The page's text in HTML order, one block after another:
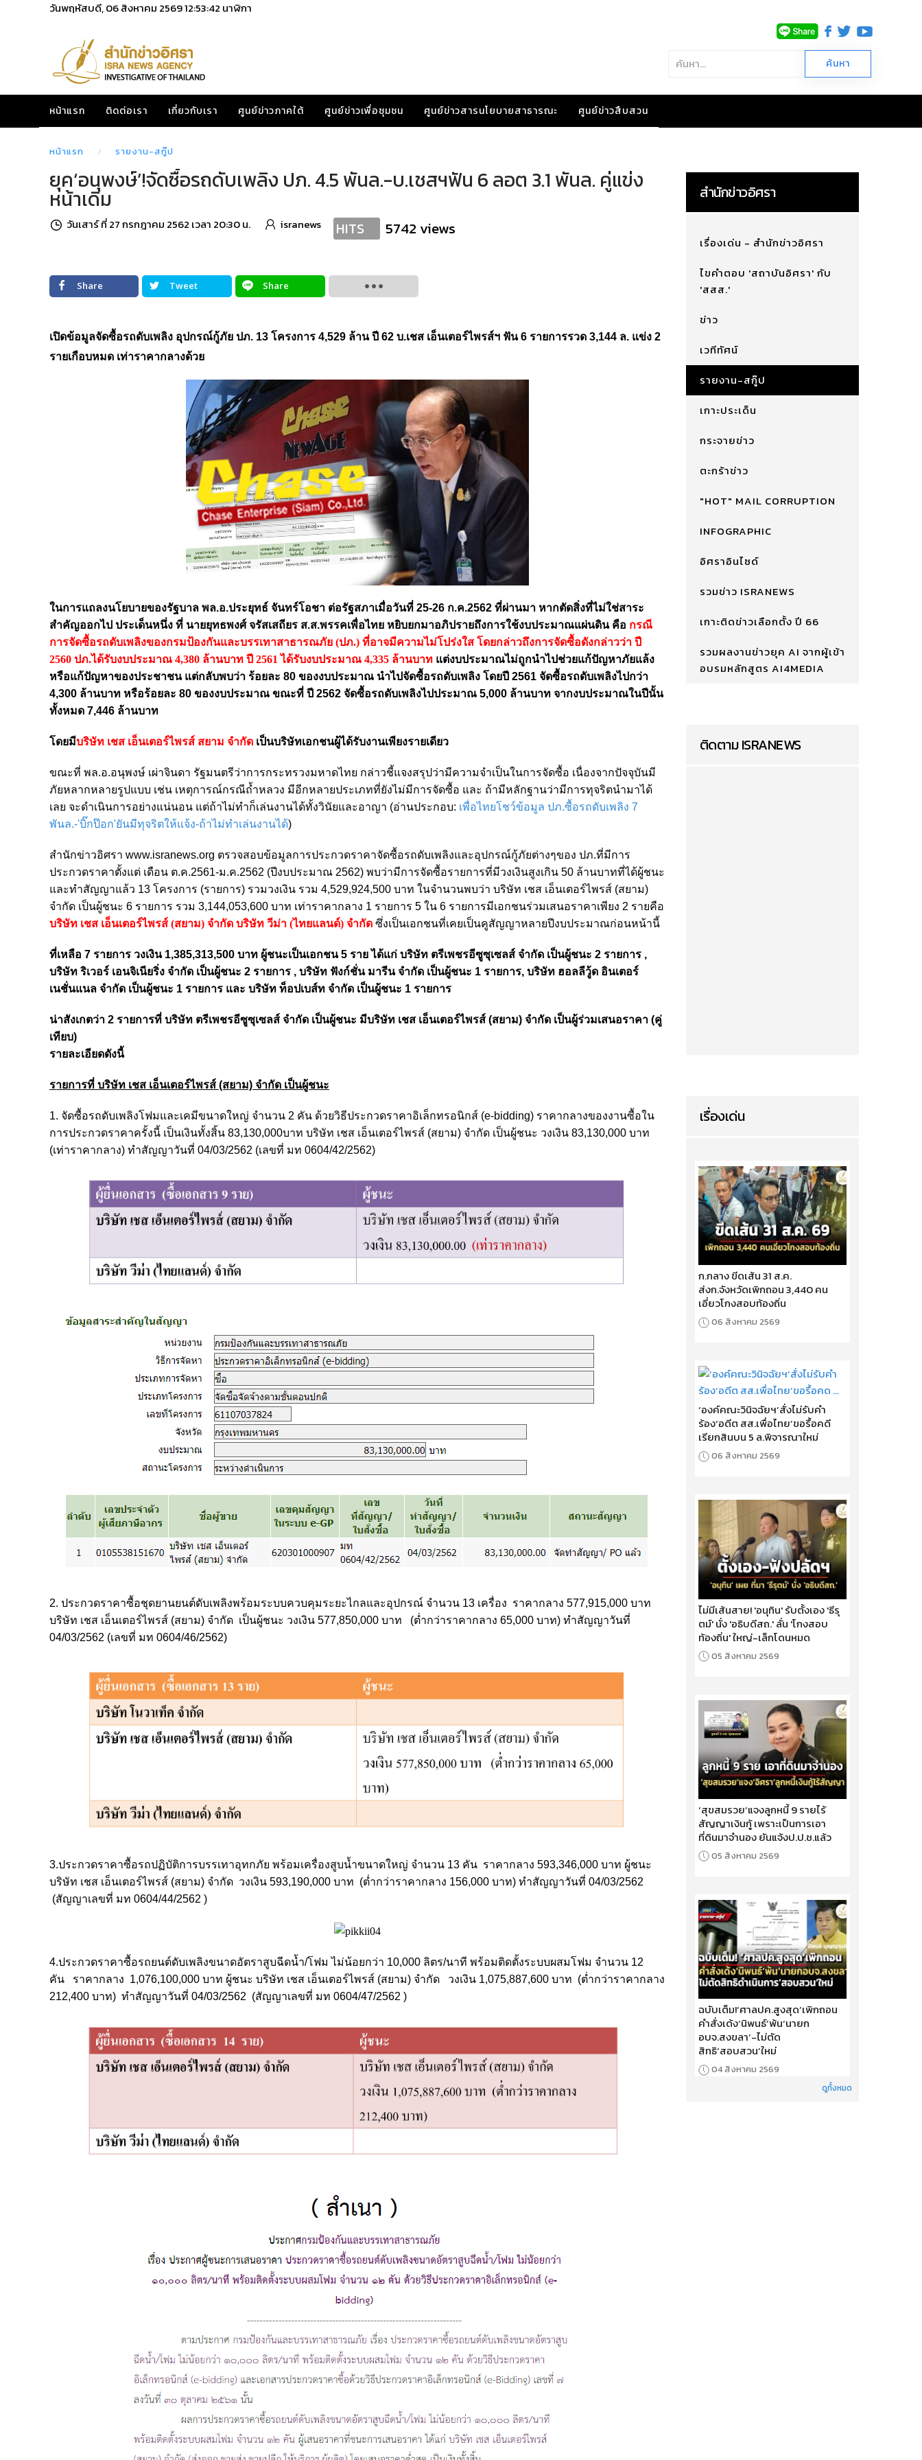
วันพฤหัสบดี, 06 สิงหาคม 256912:53:44 นาฬิกา
หน้าแรก ติดต่อเรา เกี่ยวกับเรา ศูนย์ข่าวภาคใต้ ศูนย์ข่าวเพื่อชุมชน ศูนย์ข่าวสารนโยบายสาธารณะ ศูนย์ข่าวสืบสวน
หน้าแรก รายงาน-สกู๊ป
ยุค‘อนุพงษ์’!จัดซื้อรถดับเพลิง ปภ. 4.5 พันล.-บ.เชสฯฟัน 6 ลอต 3.1 พันล. คู่แข่ง
หน้าเดิม
วันเสาร์ ที่ 27 กรกฎาคม 2562 เวลา 20:30 น. isranews HITS 5742 views
Share Tweet Share
เปิดข้อมูลจัดซื้อรถดับเพลิง อุปกรณ์กู้ภัย ปภ. 13 โครงการ 4,529 ล้าน ปี 62 บ.เชส เอ็นเตอร์ไพรส์ฯ ฟัน 6 รายการรวด 3,144 ล. แข่ง 2
รายเกือบหมด เท่าราคากลางด้วย
ในการแถลงนโยบายของรัฐบาล พล.อ.ประยุทธ์ จันทร์โอชา ต่อรัฐสภาเมื่อวันที่ 25-26 ก.ค.2562 ที่ผ่านมา หากตัดสิ่งที่ไม่ใช่สาระ
สำคัญออกไป ประเด็นหนึ่ง ที่ นายยุทธพงศ์ จรัสเสถียร ส.ส.พรรคเพื่อไทย หยิบยกมาอภิปรายถึงการใช้งบประมาณแผ่นดิน คือ กรณี
การจัดซื้อรถดับเพลิงของกรมป้องกันและบรรเทาสาธารณภัย (ปภ.) ที่อาจมีความไม่โปร่งใส โดยกล่าวถึงการจัดซื้อดังกล่าวว่า ปี
2560 ปภ.ได้รับงบประมาณ 4,380 ล้านบาท ปี 2561 ได้รับงบประมาณ 4,335 ล้านบาท แต่งบประมาณไม่ถูกนำไปช่วยแก้ปัญหาภัยแล้ง
หรือแก้ปัญหาของประชาชน แต่กลับพบว่า ร้อยละ 80 ของงบประมาณ นำไปจัดซื้อรถดับเพลิง โดยปี 2561 จัดซื้อรถดับเพลิงไปกว่า
4,300 ล้านบาท หรือร้อยละ 80 ของงบประมาณ ขณะที่ ปี 2562 จัดซื้อรถดับเพลิงไปประมาณ 5,000 ล้านบาท จากงบประมาณในปีนั้น
ทั้งหมด 7,446 ล้านบาท
โดยมีบริษัท เชส เอ็นเตอร์ไพรส์ สยาม จำกัด เป็นบริษัทเอกชนผู้ได้รับงานเพียงรายเดียว
ขณะที่ พล.อ.อนุพงษ์ เผ่าจินดา รัฐมนตรีว่าการกระทรวงมหาดไทย กล่าวชี้แจงสรุปว่ามีความจำเป็นในการจัดซื้อ เนื่องจากปัจจุบันมี
ภัยหลากหลายรูปแบบ เช่น เหตุการณ์กรณีถ้ำหลวง มีอีกหลายประเภทที่ยังไม่มีการจัดซื้อ และ ถ้ามีหลักฐานว่ามีการทุจริตนำมาได้
เลย จะดำเนินการอย่างแน่นอน แต่ถ้าไม่ทำก็เล่นงานได้ทั้งวินัยและอาญา (อ่านประกอบ: เพื่อไทยโชว์ข้อมูล ปภ.ซื้อรถดับเพลิง 7
พันล.-'บิ๊กป๊อก'ยันมีทุจริตให้แจ้ง-ถ้าไม่ทำเล่นงานได้)
สำนักข่าวอิศรา www.isranews.org ตรวจสอบข้อมูลการประกวดราคาจัดซื้อรถดับเพลิงและอุปกรณ์กู้ภัยต่างๆของ ปภ.ที่มีการ
ประกวดราคาตั้งแต่ เดือน ต.ค.2561-ม.ค.2562 (ปีงบประมาณ 2562) พบว่ามีการจัดซื้อรายการที่มีวงเงินสูงเกิน 50 ล้านบาทที่ได้ผู้ชนะ
และทำสัญญาแล้ว 13 โครงการ (รายการ) รวมวงเงิน รวม 4,529,924,500 บาท ในจำนวนพบว่า บริษัท เชส เอ็นเตอร์ไพรส์ (สยาม)
จำกัด เป็นผู้ชนะ 6 รายการ รวม 3,144,053,600 บาท เท่าราคากลาง 1 รายการ 5 ใน 6 รายการมีเอกชนร่วมเสนอราคาเพียง 2 รายคือ
บริษัท เชส เอ็นเตอร์ไพรส์ (สยาม) จำกัด บริษัท วีม่า (ไทยแลนด์) จำกัด ซึ่งเป็นเอกชนที่เคยเป็นคูสัญญาหลายปีงบประมาณก่อนหน้านี้
ที่เหลือ 7 รายการ วงเงิน 1,385,313,500 บาท ผู้ชนะเป็นเอกชน 5 ราย ได้แก่ บริษัท ตรีเพชรอีซูซุเซลส์ จำกัด เป็นผู้ชนะ 2 รายการ ,
บริษัท ริเวอร์ เอนจิเนียริ่ง จำกัด เป็นผู้ชนะ 2 รายการ , บริษัท ฟังก์ชั่น มารีน จำกัด เป็นผู้ชนะ 1 รายการ, บริษัท ฮอลลีวู้ด อินเตอร์
เนชั่นแนล จำกัด เป็นผู้ชนะ 1 รายการ และ บริษัท ท็อปเบส์ท จำกัด เป็นผู้ชนะ 1 รายการ
น่าสังเกตว่า 2 รายการที่ บริษัท ตรีเพชรอีซูซุเซลส์ จำกัด เป็นผู้ชนะ มีบริษัท เชส เอ็นเตอร์ไพรส์ (สยาม) จำกัด เป็นผู้ร่วมเสนอราคา (คู่
เทียบ)
รายละเอียดดังนี้
รายการที่ บริษัท เชส เอ็นเตอร์ไพรส์ (สยาม) จำกัด เป็นผู้ชนะ
1. จัดซื้อรถดับเพลิงโฟมและเคมีขนาดใหญ่ จำนวน 2 คัน ด้วยวิธีประกวดราคาอิเล็กทรอนิกส์ (e-bidding) ราคากลางของงานซื้อใน
การประกวดราคาครั้งนี้ เป็นเงินทั้งสิ้น 83,130,000บาท บริษัท เชส เอ็นเตอร์ไพรส์ (สยาม) จำกัด เป็นผู้ชนะ วงเงิน 83,130,000 บาท
(เท่าราคากลาง) ทำสัญญาวันที่ 04/03/2562 (เลขที่ มท 0604/42/2562)
2. ประกวดราคาซื้อชุดยานยนต์ดับเพลิงพร้อมระบบควบคุมระยะไกลและอุปกรณ์ จำนวน 13 เครื่อง ราคากลาง 577,915,000 บาท
บริษัท เชส เอ็นเตอร์ไพรส์ (สยาม) จำกัด เป็นผู้ชนะ วงเงิน 577,850,000 บาท (ต่ำกว่าราคากลาง 65,000 บาท) ทำสัญญาวันที่
04/03/2562 (เลขที่ มท 0604/46/2562)
3.ประกวดราคาซื้อรถปฏิบัติการบรรเทาอุทกภัย พร้อมเครื่องสูบน้ำขนาดใหญ่ จำนวน 13 คัน ราคากลาง 593,346,000 บาท ผู้ชนะ
บริษัท เชส เอ็นเตอร์ไพรส์ (สยาม) จำกัด วงเงิน 593,190,000 บาท (ต่ำกว่าราคากลาง 156,000 บาท) ทำสัญญาวันที่ 04/03/2562
(สัญญาเลขที่ มท 0604/44/2562 )
4.ประกวดราคาซื้อรถยนต์ดับเพลิงขนาดอัตราสูบฉีดน้ำ/โฟม ไม่น้อยกว่า 10,000 ลิตร/นาที พร้อมติดตั้งระบบผสมโฟม จำนวน 12
คัน ราคากลาง 1,076,100,000 บาท ผู้ชนะ บริษัท เชส เอ็นเตอร์ไพรส์ (สยาม) จำกัด วงเงิน 1,075,887,600 บาท (ต่ำกว่าราคากลาง
212,400 บาท) ทำสัญญาวันที่ 04/03/2562 (สัญญาเลขที่ มท 0604/47/2562 )
สำนักข่าวอิศรา
เรื่องเด่น - สำนักข่าวอิศรา
ไขคำตอบ 'สถาบันอิศรา' กับ
'สสส.'
ข่าว
เวทีทัศน์
รายงาน-สกู๊ป
เกาะประเด็น
กระจายข่าว
ตะกร้าข่าว
"HOT" MAIL CORRUPTION
INFOGRAPHIC
อิศราอินไซด์
รวมข่าว ISRANEWS
เกาะติดข่าวเลือกตั้ง ปี 66
รวมผลงานข่าวยุค AI จากผู้เข้า
อบรมหลักสูตร AI4MEDIA
ติดตาม ISRANEWS
เรื่องเด่น
ก.กลาง ขีดเส้น 31 ส.ค.
ส่งก.จังหวัดเพิกถอน 3,440 คน
เอี่ยวโกงสอบท้องถิ่น
06 สิงหาคม 2569
‘องค์คณะวินิจฉัยฯ’สั่งไม่รับคำ
ร้อง‘อดีต สส.เพื่อไทย’ขอรื้อคดี
เรียกสินบน 5 ล.พิจารณาใหม่
06 สิงหาคม 2569
ไม่มีเส้นสาย! 'อนุทิน' รับตั้งเอง 'ธีรุ
ตม์' นั่ง 'อธิบดีสถ.' ลั่น 'โกงสอบ
ท้องถิ่น' ใหญ่-เล็กโดนหมด
05 สิงหาคม 2569
‘สุขสมรวย’แจงลูกหนี้ 9 รายไร้
สัญญาเงินกู้ เพราะเป็นการเอา
ที่ดินมาจำนอง ยันแจ้งป.ป.ช.แล้ว
05 สิงหาคม 2569
ฉบับเต็ม!‘ศาลปค.สูงสุด’เพิกถอน
คำสั่งเด้ง‘นิพนธ์’พ้น‘นายก
อบจ.สงขลา’-ไม่ตัด
สิทธิ‘สอบสวน’ใหม่
04 สิงหาคม 2569
ดูทั้งหมด